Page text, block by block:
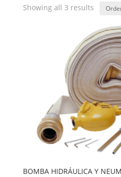
Showing all 3 results
BOMBA HIDRÁULICA Y